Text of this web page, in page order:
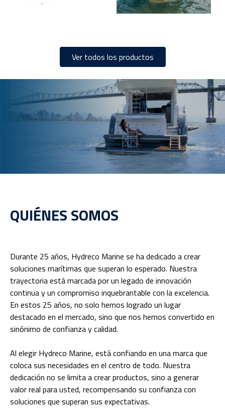
Ver todos los productos
QUIÉNES SOMOS
Durante 25 años, Hydreco Marine se ha dedicado a crear
soluciones marítimas que superan lo esperado. Nuestra
trayectoria está marcada por un legado de innovación
continua y un compromiso inquebrantable con la excelencia.
En estos 25 años, no solo hemos logrado un lugar
destacado en el mercado, sino que nos hemos convertido en
sinónimo de confianza y calidad.
Al elegir Hydreco Marine, está confiando en una marca que
coloca sus necesidades en el centro de todo. Nuestra
dedicación no se limita a crear productos, sino a generar
valor real para usted, recompensando su confianza con
soluciones que superan sus expectativas.